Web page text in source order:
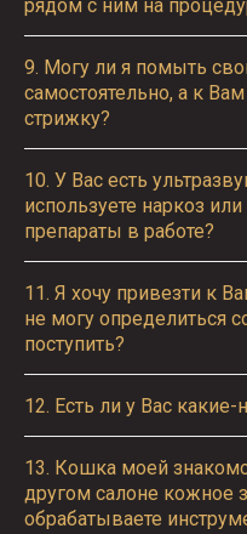
рядом с ним на
9. Могу ли я помыть
самостоятельно, а к
стрижку?
10. У Вас есть
используете наркоз
препараты в работе?
11. Я хочу привезти к
не могу определиться
поступить?
12. Есть ли у Вас
13. Кошка моей
другом салоне кожное
обрабатываете